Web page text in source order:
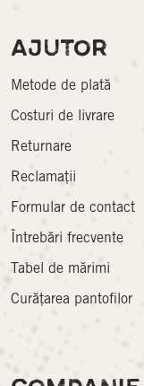
AJUTOR
Metode de plată
Costuri de livrare
Returnare
Reclamații
Formular de contact
Întrebări frecvente
Tabel de mărimi
Curățarea pantofilor